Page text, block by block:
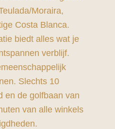
Moraira,
Costa Blanca.
biedt alles wat je
verblijf.
Slechts 10
en de golfbaan van
van alle winkels